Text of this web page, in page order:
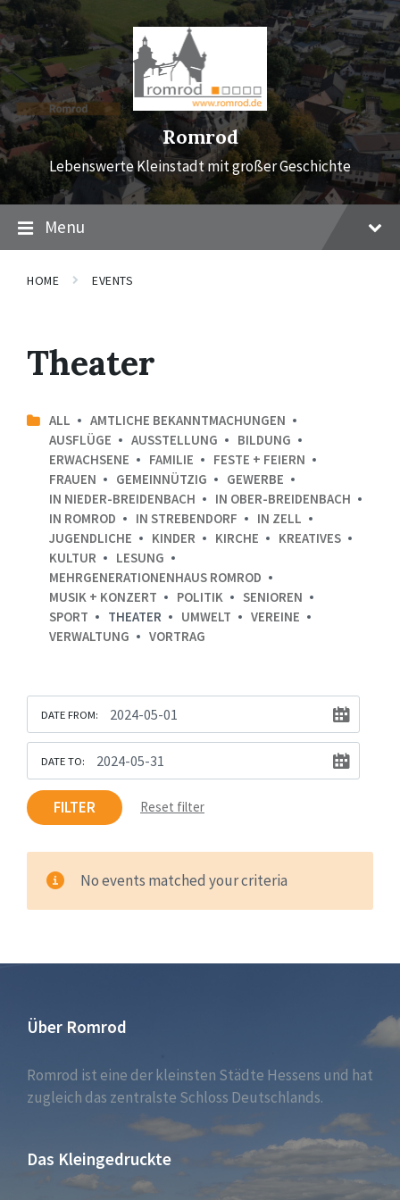
Skip
to
content
Skip
to
main
navigation
Skip
to
footer
Romrod
Lebenswerte Kleinstadt mit großer Geschichte
Menu
HOME EVENTS
Theater
ALL
AMTLICHE BEKANNTMACHUNGEN
AUSFLÜGE
AUSSTELLUNG
BILDUNG
ERWACHSENE
FAMILIE
FESTE + FEIERN
FRAUEN
GEMEINNÜTZIG
GEWERBE
IN NIEDER-BREIDENBACH
IN OBER-BREIDENBACH
IN ROMROD
IN STREBENDORF
IN ZELL
JUGENDLICHE
KINDER KIRCHE
KREATIVES
KULTUR
LESUNG
MEHRGENERATIONENHAUS ROMROD
MUSIK + KONZERT
POLITIK
SENIOREN
SPORT
THEATER UMWELT
VEREINE
VERWALTUNG
VORTRAG
DATE FROM:
DATE TO:
FILTER Reset filter
No events matched your criteria
Über Romrod
Romrod ist eine der kleinsten Städte Hessens und hat
zugleich das zentralste Schloss Deutschlands.
Das Kleingedruckte